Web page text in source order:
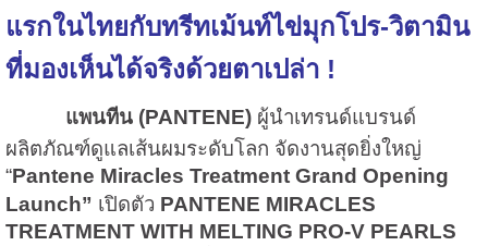
แรกในไทยกับทรีทเม้นท์ไข่มุกโปร-วิตามิน
ที่มองเห็นได้จริงด้วยตาเปล่า !
แพนทีน (PANTENE) ผู้นำเทรนด์แบรนด์
ผลิตภัณฑ์ดูแลเส้นผมระดับโลก จัดงานสุดยิ่งใหญ่
“Pantene Miracles Treatment Grand Opening
Launch” เปิดตัว PANTENE MIRACLES
TREATMENT WITH MELTING PRO-V PEARLS